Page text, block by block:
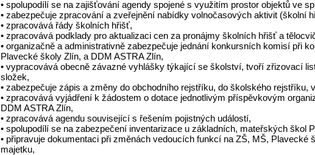
• spolupodílí se na zajišťování agendy spojené s využitím prostor objektů ve
• zabezpečuje zpracování a zveřejnění nabídky volnočasových aktivit (školní
• zpracovává řády školních hřišť,
• zpracovává podklady pro aktualizaci cen za pronájmy školních hřišť a
• organizačně a administrativně zabezpečuje jednání konkursních komisí při
Plavecké školy Zlín, a DDM ASTRA Zlín,
• vypracovává obecně závazné vyhlášky týkající se školství, tvoří zřizovací
složek,
• zabezpečuje zápis a změny do obchodního rejstříku, do školského
• zpracovává vyjádření k žádostem o dotace jednotlivým příspěvkovým
DDM ASTRA Zlín,
• zpracovává agendu související s řešením pojistných událostí,
• spolupodílí se na zabezpečení inventarizace u základních, mateřských škol
• připravuje dokumentaci při změnách vedoucích funkcí na ZŠ, MŠ,
majetku,